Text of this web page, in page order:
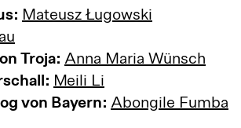
Mateusz Ługowski
| Helen von Troja:
Anna Maria Wünsch
Meili Li
von Bayern:Abongile Fumba